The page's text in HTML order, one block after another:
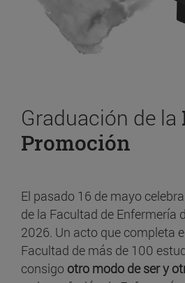
Graduación de la
Promoción
El pasado 16 de mayo
de la Facultad de Enfermería
2026. Un acto que completa
Facultad de más de 100
consigo otro modo de ser y